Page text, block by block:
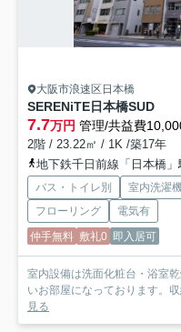
大阪市浪速区日本橋
SERENiTE日本橋SUD
7.7万円 管理/共益費
2階 / 23.22㎡ / 1K /築17年
地下鉄千日前線「日本橋
バス・トイレ別 室内洗濯
フローリング
電気有
仲手無料 敷礼0 即入居可
室内設備は洗面化粧台・浴室
いお部屋になっております。
見る